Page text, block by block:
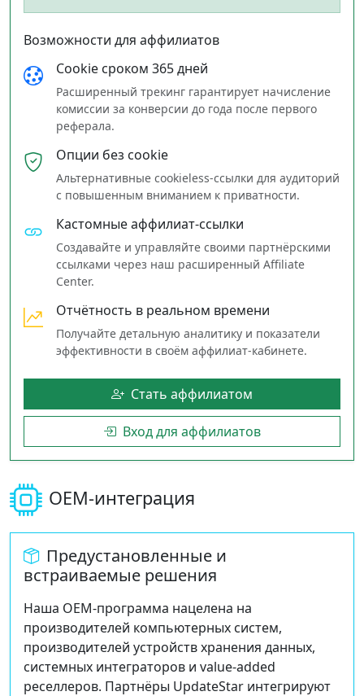
Возможности для аффилиатов
Cookie сроком 365 дней
Расширенный трекинг гарантирует начисление
комиссии за конверсии до года после первого
реферала.
Опции без cookie
Альтернативные cookieless‑ссылки для аудиторий
с повышенным вниманием к приватности.
Кастомные аффилиат‑ссылки
Создавайте и управляйте своими партнёрскими
ссылками через наш расширенный Affiliate
Center.
Отчётность в реальном времени
Получайте детальную аналитику и показатели
эффективности в своём аффилиат‑кабинете.
Стать аффилиатом
Вход для аффилиатов
OEM‑интеграция
Предустановленные и
встраиваемые решения
Наша OEM‑программа нацелена на
производителей компьютерных систем,
производителей устройств хранения данных,
системных интеграторов и value‑added
реселлеров. Партнёры UpdateStar интегрируют